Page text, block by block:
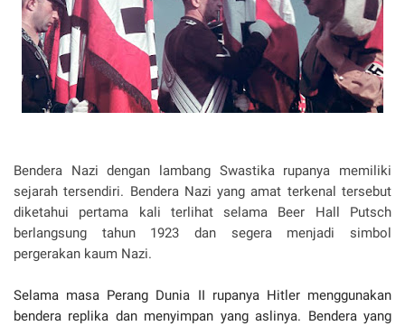
Bendera Nazi dengan lambang Swastika rupanya memiliki
sejarah tersendiri. Bendera Nazi yang amat terkenal tersebut
diketahui pertama kali terlihat selama Beer Hall Putsch
berlangsung tahun 1923 dan segera menjadi simbol
pergerakan kaum Nazi.
Selama masa Perang Dunia II rupanya Hitler menggunakan
bendera replika dan menyimpan yang aslinya. Bendera yang